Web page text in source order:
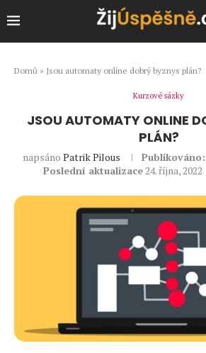
Domů » Jsou automaty online dobrý byznys plán?
Kurzové sázky
JSOU AUTOMATY ONLINE
PLÁN?
napsáno Patrik Pilous Publikováno:
Poslední aktualizace24. října, 2022